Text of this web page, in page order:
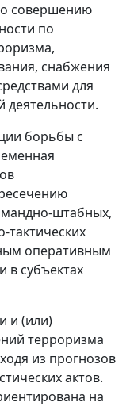
совершению
по
снабжения
для
деятельности.
борьбы с
штабных,
тактических
оперативным
субъектах
и (или)
терроризма
из прогнозов
актов.
на